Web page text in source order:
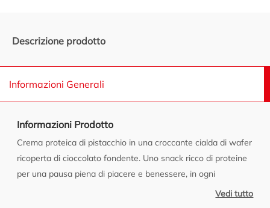
Descrizione prodotto
Informazioni Generali
Informazioni Prodotto
Crema proteica di pistacchio in una croccante cialda di wafer
ricoperta di cioccolato fondente. Uno snack ricco di proteine
per una pausa piena di piacere e benessere, in ogni
momento della giornata. Prodotto ad elevato contenuto di
Vedi tutto